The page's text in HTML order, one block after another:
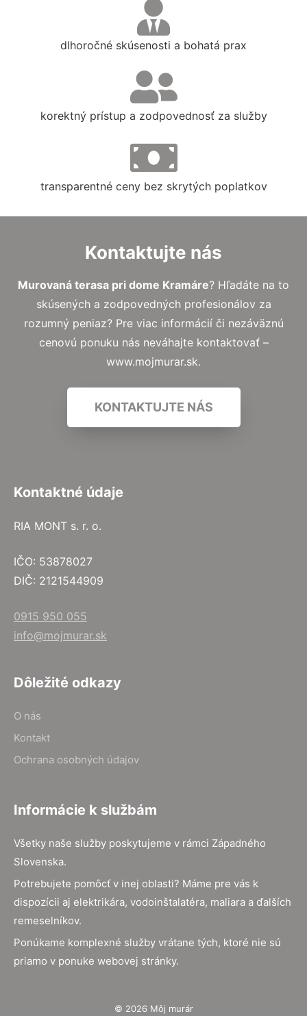
dlhoročné skúsenosti a bohatá prax
korektný prístup a zodpovednosť za služby
transparentné ceny bez skrytých poplatkov
Kontaktujte nás
Murovaná terasa pri dome Kramáre? Hľadáte na to
skúsených a zodpovedných profesionálov za
rozumný peniaz? Pre viac informácií či nezáväznú
cenovú ponuku nás neváhajte kontaktovať –
www.mojmurar.sk.
KONTAKTUJTE NÁS
Kontaktné údaje
RIA MONT s. r. o.
IČO: 53878027
DIČ: 2121544909
0915 950 055
info@mojmurar.sk
Dôležité odkazy
O nás
Kontakt
Ochrana osobných údajov
Informácie k službám
Všetky naše služby poskytujeme v rámci Západného
Slovenska.
Potrebujete pomôcť v inej oblasti? Máme pre vás k
dispozícii aj elektrikára, vodoinštalatéra, maliara a ďalších
remeselníkov.
Ponúkame komplexné služby vrátane tých, ktoré nie sú
priamo v ponuke webovej stránky.
© 2026 Môj murár